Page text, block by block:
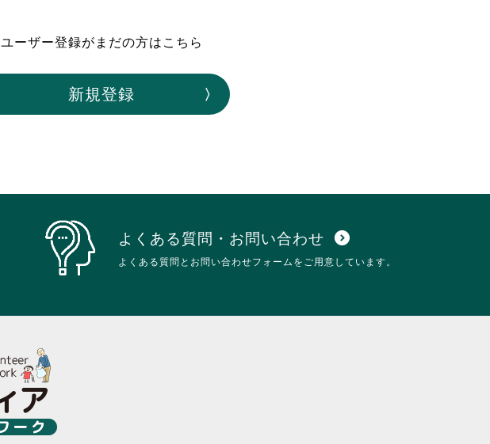
中高生が参加できるボランティア
ユーザー登録がまだの方はこちら
新規登録
よくある質問・お問い合わせ expand_circle_down
よくある質問とお問い合わせフォームをご用意しています。